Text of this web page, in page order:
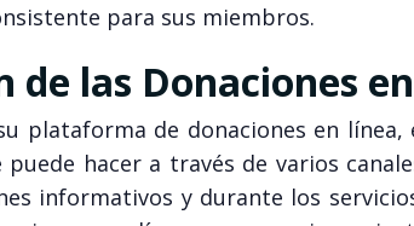
para sus miembros.
de las Donaciones
plataforma de donaciones en
puede hacer a través de varios
informativos y durante los